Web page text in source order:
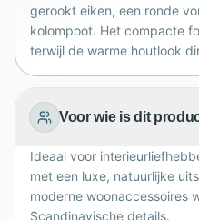
gerookt eiken, een ronde
kolompoot. Het compacte
terwijl de warme houtlook
Voor wie is dit
Ideaal voor
met een luxe, natuurlijke
moderne woonaccessoires
Scandinavische details.